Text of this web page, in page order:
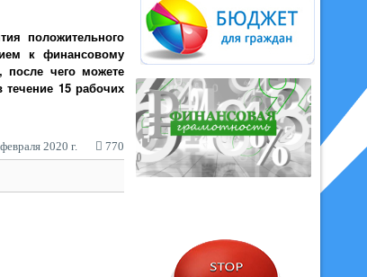
положительного
к финансовому
после чего можете
15 рабочих
2020 г. 770